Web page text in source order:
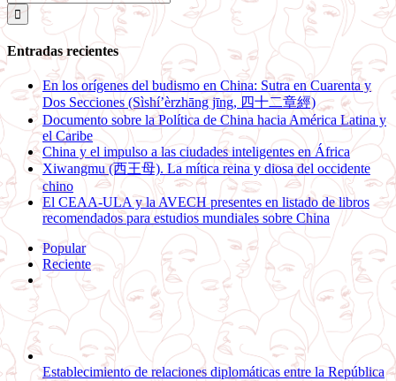
Entradas recientes
En los orígenes del budismo en China: Sutra en Cuarenta y
Dos Secciones (Sìshí’èrzhāng jīng, 四十二章經)
Documento sobre la Política de China hacia América Latina y
el Caribe
China y el impulso a las ciudades inteligentes en África
Xiwangmu (西王母). La mítica reina y diosa del occidente
chino
El CEAA-ULA y la AVECH presentes en listado de libros
recomendados para estudios mundiales sobre China
Popular
Reciente
Comentarios
Establecimiento de relaciones diplomáticas entre la República